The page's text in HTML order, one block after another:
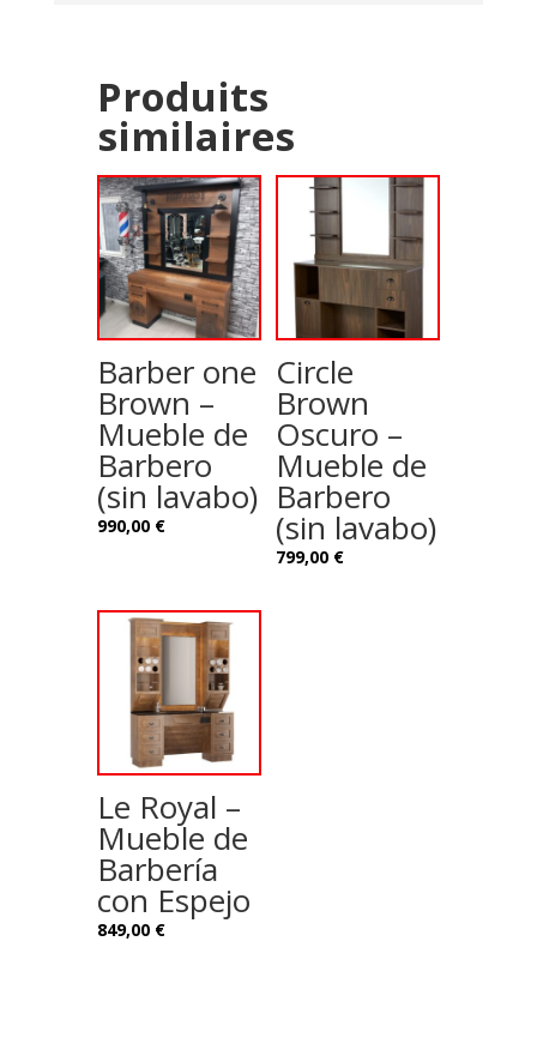
Produits
similaires
Barber one
Brown –
Mueble de
Barbero
(sin lavabo)
990,00 €
Circle
Brown
Oscuro –
Mueble de
Barbero
(sin lavabo)
799,00 €
Le Royal –
Mueble de
Barbería
con Espejo
849,00 €